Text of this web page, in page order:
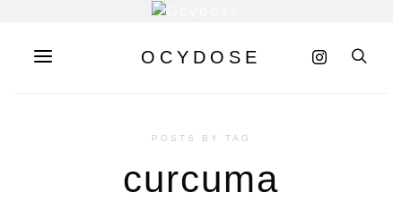
OCYDOSE
POSTS BY TAG
curcuma